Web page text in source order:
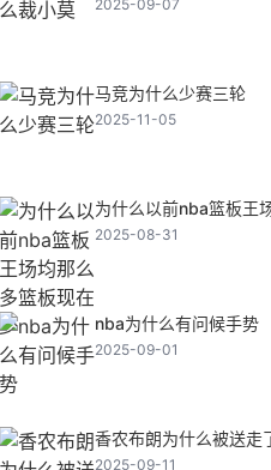
2025-09-07
马竞为什么少赛三轮
2025-11-05
为什么以前nba篮板王
2025-08-31
nba为什么有问候手势
2025-09-01
香农布朗为什么被送走
2025-09-11